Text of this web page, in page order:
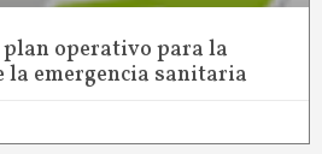
plan operativo para la
la emergencia sanitaria